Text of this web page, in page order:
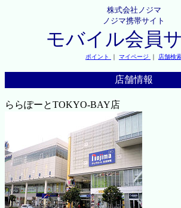
株式会社ノジマ
ノジマ携帯サイト
モバイル会員
ポイント ｜ マイページ ｜ 店舗検
店舗情報
ららぽーとTOKYO-BAY店